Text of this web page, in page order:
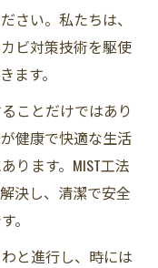
さい。私たちは、
ビ対策技術を駆使
ます。
ことだけではあり
健康で快適な生活
ります。MIST工法
決し、清潔で安全
。
と進行し、時には